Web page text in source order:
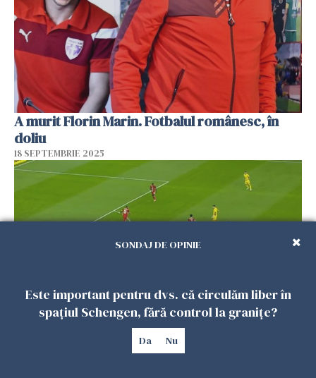
A murit Florin Marin. Fotbalul românesc, în
doliu
18 SEPTEMBRIE 2025
România - Canada, rezultat final la fotbal.
Naționala tricoloră, umilită pe Arena
SONDAJ DE OPINIE
Este important pentru dvs. că circulăm liber în
spațiul Schengen, fără control la granițe?
Da Nu